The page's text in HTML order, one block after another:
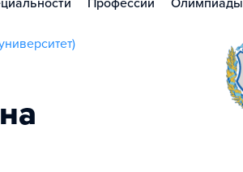
Профессии Олимпиады